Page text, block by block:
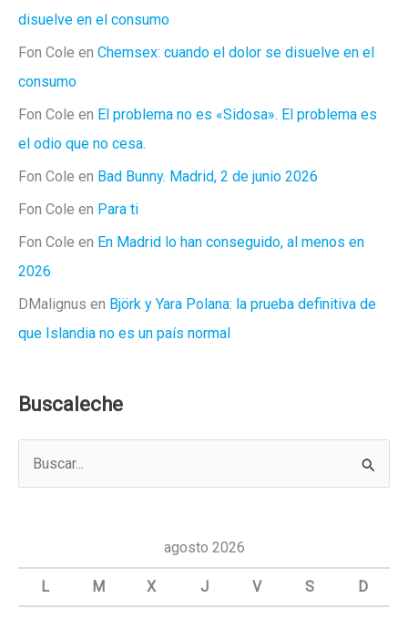
disuelve en el consumo
Fon Cole en Chemsex: cuando el dolor se disuelve en el
consumo
Fon Cole en El problema no es «Sidosa». El problema es
el odio que no cesa.
Fon Cole en Bad Bunny. Madrid, 2 de junio 2026
Fon Cole en Para ti
Fon Cole en En Madrid lo han conseguido, al menos en
2026
DMalignus en Björk y Yara Polana: la prueba definitiva de
que Islandia no es un país normal
Buscaleche
a
agosto 2026
L M X J V S D